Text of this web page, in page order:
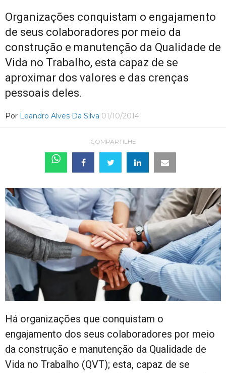
Organizações conquistam o engajamento
de seus colaboradores por meio da
construção e manutenção da Qualidade de
Vida no Trabalho, esta capaz de se
aproximar dos valores e das crenças
pessoais deles.
Por Leandro Alves Da Silva 01/10/2014
COMPARTILHE
Há organizações que conquistam o
engajamento dos seus colaboradores por meio
da construção e manutenção da Qualidade de
Vida no Trabalho (QVT); esta, capaz de se